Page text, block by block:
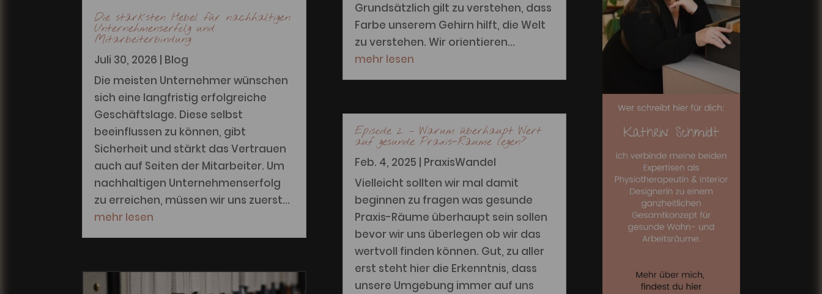
Die stärksten Hebel für nachhaltigen
Unternehmenserfolg und
Mitarbeiterbindung
Juli 30, 2026 | Blog
Die meisten Unternehmer wünschen
sich eine langfristig erfolgreiche
Geschäftslage. Diese selbst
beeinflussen zu können, gibt
Sicherheit und stärkt das Vertrauen
auch auf Seiten der Mitarbeiter. Um
nachhaltigen Unternehmenserfolg
zu erreichen, müssen wir uns zuerst...
mehr lesen
Grundsätzlich gilt zu verstehen, dass
Farbe unserem Gehirn hilft, die Welt
zu verstehen. Wir orientieren...
mehr lesen
Episode 2 – Warum überhaupt Wert
auf gesunde Praxis-Räume legen?
Feb. 4, 2025 | PraxisWandel
Vielleicht sollten wir mal damit
beginnen zu fragen was gesunde
Praxis-Räume überhaupt sein sollen
bevor wir uns überlegen ob wir das
wertvoll finden können. Gut, zu aller
erst steht hier die Erkenntnis, dass
unsere Umgebung immer auf uns